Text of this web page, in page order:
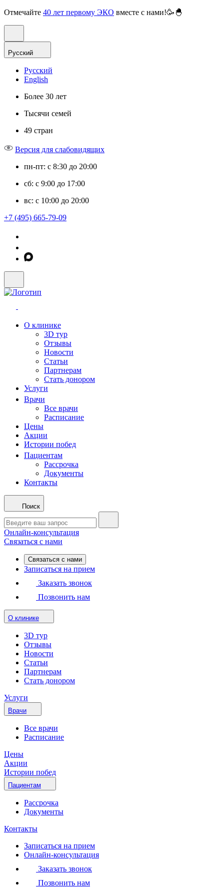
Отмечайте 40 лет первому ЭКО вместе с нами!🥳🐣
Русский
Русский
English
Более 30 лет
Тысячи семей
49 стран
Версия для слабовидящих
пн-пт: с 8:30 до 20:00
сб: с 9:00 до 17:00
вс: с 10:00 до 20:00
+7 (495) 665-79-09
О клинике
3D тур
Отзывы
Новости
Статьи
Партнерам
Стать донором
Услуги
Врачи
Все врачи
Расписание
Цены
Акции
Истории побед
Пациентам
Рассрочка
Документы
Контакты
Поиск
Онлайн-консультация
Связаться с нами
Связаться с нами
Записаться на прием
Заказать звонок
Позвонить нам
О клинике
3D тур
Отзывы
Новости
Статьи
Партнерам
Стать донором
Услуги
Врачи
Все врачи
Расписание
Цены
Акции
Истории побед
Пациентам
Рассрочка
Документы
Контакты
Записаться на прием
Онлайн-консультация
Заказать звонок
Позвонить нам